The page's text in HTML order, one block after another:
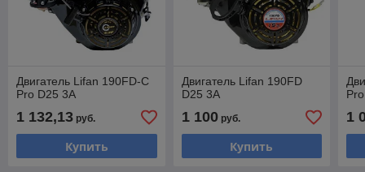
Двигатель Lifan 190FD-C
Pro D25 3А
1 132,13 руб.
Купить
Двигатель Lifan 190FD
D25 3А
1 100руб.
Купить
1